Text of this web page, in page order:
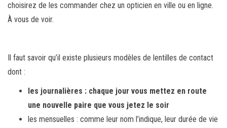
choisirez de les commander chez un opticien en ville ou en ligne.
À vous de voir.
Il faut savoir qu’il existe plusieurs modèles de lentilles de contact
dont :
les journalières : chaque jour vous mettez en route
une nouvelle paire que vous jetez le soir
les mensuelles : comme leur nom l’indique, leur durée de vie